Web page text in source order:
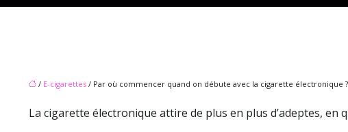
/ E-cigarettes / Par où commencer quand on débute avec la cigarette électronique ?
La cigarette électronique attire de plus en plus d’adeptes,